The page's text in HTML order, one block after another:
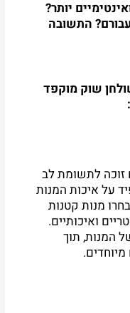
יותר?
התשובה
שוק מוקפד
זוכה לתשומת לב
על איכות המנות
מנות קטנות
ואיכותיים.
המנות, תוך